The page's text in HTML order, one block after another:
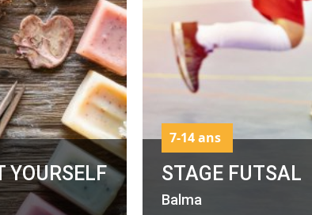
YOURSELF STAGE FUTSAL
Balma
7-14 ans